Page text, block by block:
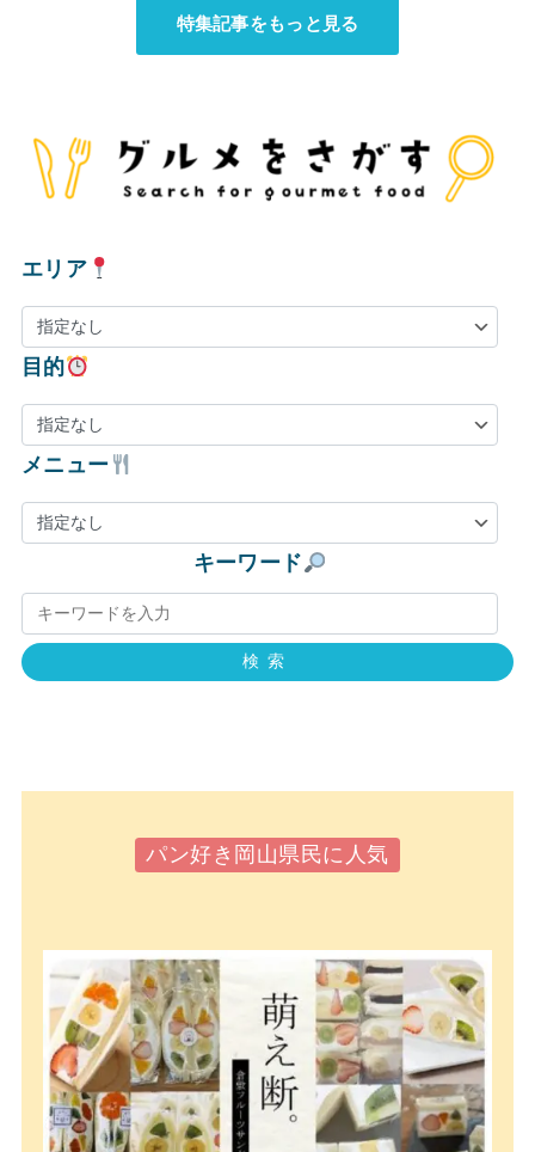
特集記事をもっと見る
エリア
目的
メニュー
キーワード
検索
パン好き岡山県民に人気